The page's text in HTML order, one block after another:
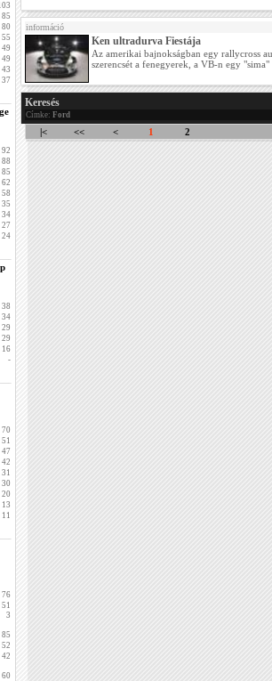
85
80
55
49
49
43
37
92
88
85
62
58
35
34
27
24
38
34
29
29
16
-
70
51
47
42
31
30
20
13
11
76
51
3
85
52
42
60
információ
Ken ultradurva Fiestája
Az amerikai bajnokságban egy rallycross
szerencsét a fenegyerek, a VB-n egy
Keresés
Címke: Ford
|< << < 1 2